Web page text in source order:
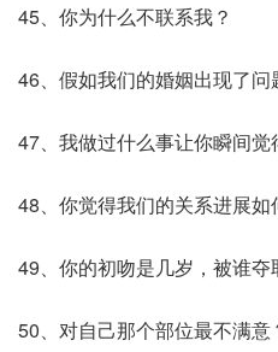
45、你为什么不联系我？
46、假如我们的婚姻出现了问
47、我做过什么事让你瞬间觉
48、你觉得我们的关系进展如
49、你的初吻是几岁，被谁夺
50、对自己那个部位最不满意